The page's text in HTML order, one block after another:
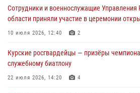
оздоровительных лагерях
05 августа 2026, 09:51
сбыта крупной партии наркотиков
04 августа 2026, 12:52
Сотрудники и военнослужащие Управления
области приняли участие в церемонии
10 июля 2026, 12:40 2
Курские росгвардейцы — призёры
служебному биатлону
22 июля 2026, 14:20 4